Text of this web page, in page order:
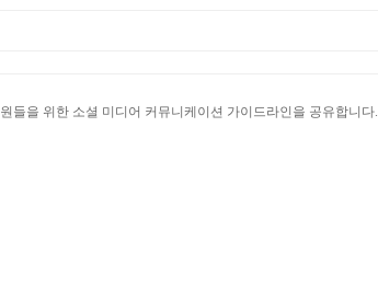
들을 위한 소셜 미디어 커뮤니케이션 가이드라인을 공유합니다.